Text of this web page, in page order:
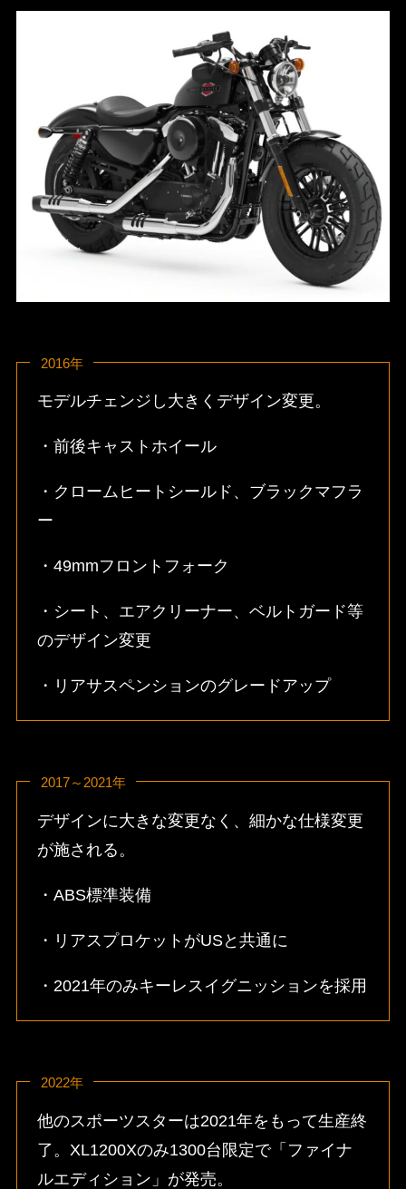
2016年
モデルチェンジし大きくデザイン変更。
・前後キャストホイール
・クロームヒートシールド、ブラックマフラ
ー
・49mmフロントフォーク
・シート、エアクリーナー、ベルトガード等
のデザイン変更
・リアサスペンションのグレードアップ
2017～2021年
デザインに大きな変更なく、細かな仕様変更
が施される。
・ABS標準装備
・リアスプロケットがUSと共通に
・2021年のみキーレスイグニッションを採用
2022年
他のスポーツスターは2021年をもって生産終
了。XL1200Xのみ1300台限定で「ファイナ
ルエディション」が発売。